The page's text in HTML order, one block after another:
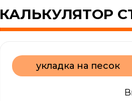
КАЛЬКУЛЯТОР
укладка на песок